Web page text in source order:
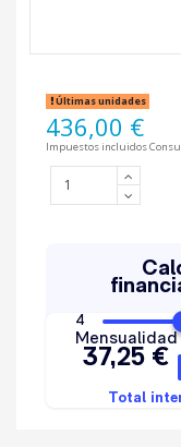
Últimas unidades
436,00 €
Impuestos incluidos